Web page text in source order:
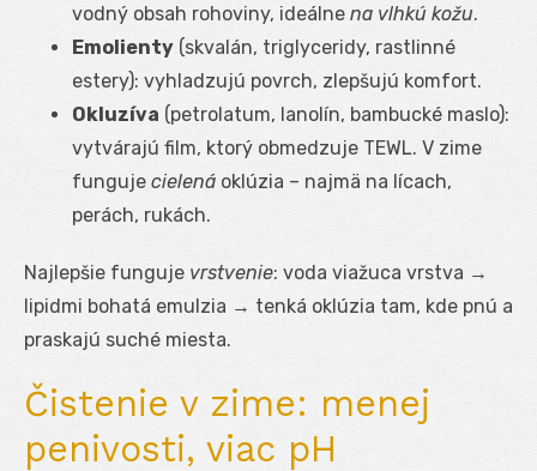
vodný obsah rohoviny, ideálne na vlhkú kožu.
Emolienty (skvalán, triglyceridy, rastlinné
estery): vyhladzujú povrch, zlepšujú komfort.
Okluzíva (petrolatum, lanolín, bambucké maslo):
vytvárajú film, ktorý obmedzuje TEWL. V zime
funguje cielená oklúzia – najmä na lícach,
perách, rukách.
Najlepšie funguje vrstvenie: voda viažuca vrstva →
lipidmi bohatá emulzia → tenká oklúzia tam, kde pnú a
praskajú suché miesta.
Čistenie v zime: menej
penivosti, viac pH